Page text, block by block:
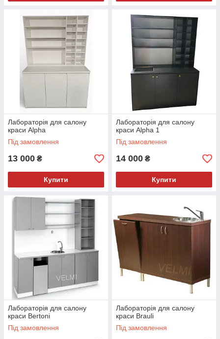
Лабораторія для салону
краси Alpha
Під замовлення
13 000 ₴
Купити
Лабораторія для салону
краси Alpha 1
Під замовлення
14 000 ₴
Купити
Лабораторія для салону
краси Bertoni
Під замовлення
Лабораторія для салону
краси Brauli
Під замовлення